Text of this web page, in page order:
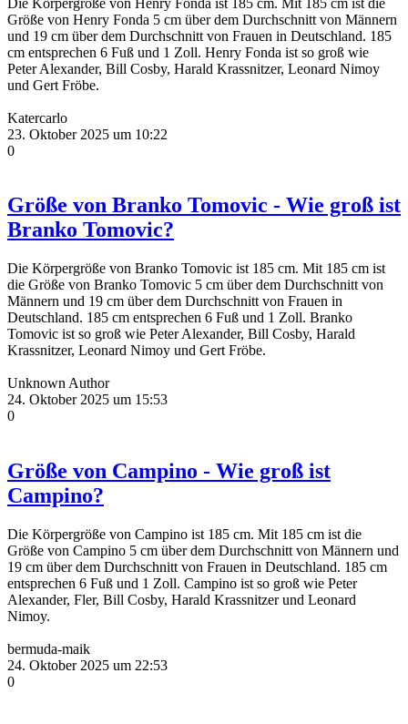
Größe von Henry Fonda 5 cm über dem Durchschnitt von Männern
und 19 cm über dem Durchschnitt von Frauen in Deutschland. 185
cm entsprechen 6 Fuß und 1 Zoll. Henry Fonda ist so groß wie
Peter Alexander, Bill Cosby, Harald Krassnitzer, Leonard Nimoy
und Gert Fröbe.
Katercarlo
23. Oktober 2025 um 10:22
0
Größe von Branko Tomovic - Wie groß ist
Branko Tomovic?
Die Körpergröße von Branko Tomovic ist 185 cm. Mit 185 cm ist
die Größe von Branko Tomovic 5 cm über dem Durchschnitt von
Männern und 19 cm über dem Durchschnitt von Frauen in
Deutschland. 185 cm entsprechen 6 Fuß und 1 Zoll. Branko
Tomovic ist so groß wie Peter Alexander, Bill Cosby, Harald
Krassnitzer, Leonard Nimoy und Gert Fröbe.
Unknown Author
24. Oktober 2025 um 15:53
0
Größe von Campino - Wie groß ist
Campino?
Die Körpergröße von Campino ist 185 cm. Mit 185 cm ist die
Größe von Campino 5 cm über dem Durchschnitt von Männern und
19 cm über dem Durchschnitt von Frauen in Deutschland. 185 cm
entsprechen 6 Fuß und 1 Zoll. Campino ist so groß wie Peter
Alexander, Fler, Bill Cosby, Harald Krassnitzer und Leonard
Nimoy.
bermuda-maik
24. Oktober 2025 um 22:53
0